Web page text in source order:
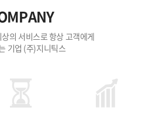
의 서비스로 항상 고객에게
기업 (주)지니틱스